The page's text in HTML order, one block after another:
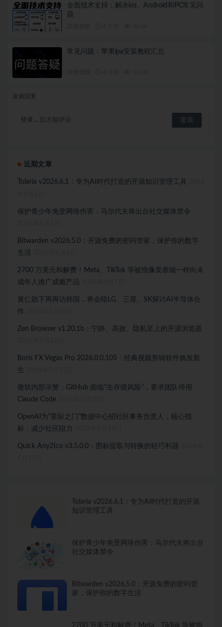
全面技术支持：解决ios、Android和PC常见问
题
常见问题：苹果ipa安装教程汇总
登录... 后才能评论
近期文章
Tolaria v2026.6.1：专为AI时代打造的开源知识管理工具
保护青少年免受网络伤害：马尔代夫将出台社交媒体禁令
Bitwarden v2026.5.0：开源免费的密码管家，保护你的数字
生活
2700 万美元和解费！Meta、TikTok 等被指像卖香烟一样向未
成年人推广成瘾产品
黄仁勋下周再访韩国，将会晤LG、三星、SK探讨AI半导体合
作
Zen Browser v1.20.1b：宁静、高效、隐私至上的开源浏览器
Boris FX Vegas Pro 2026.0.0.105：经典视频剪辑软件焕发新
生
微软内部示警：GitHub 面临“生存级风险”，要求团队停用
Claude Code
OpenAI为“星际之门”数据中心招社区事务负责人，核心指
标：减少社区阻力
Quick Any2Ico v3.5.0.0：图标提取与转换的轻巧利器
Tolaria v2026.6.1：专为AI时代打造的开源
知识管理工具
保护青少年免受网络伤害：马尔代夫将出台
社交媒体禁令
Bitwarden v2026.5.0：开源免费的密码管
家，保护你的数字生活
2700 万美元和解费！Meta、TikTok 等被指